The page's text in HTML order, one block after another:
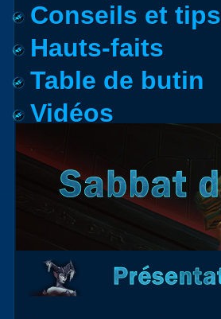
Conseils et tips
Hauts-faits
Table de butin
Vidéos